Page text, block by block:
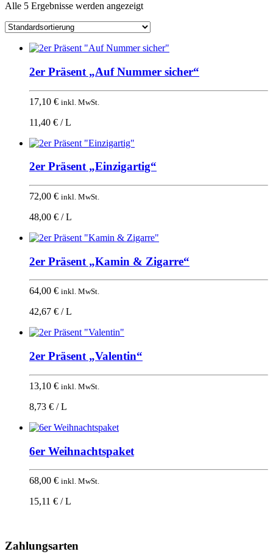
Alle 5 Ergebnisse werden angezeigt
2er Präsent „Auf Nummer sicher“
17,10 € inkl. MwSt.
11,40 € / L
2er Präsent „Einzigartig“
72,00 € inkl. MwSt.
48,00 € / L
2er Präsent „Kamin & Zigarre“
64,00 € inkl. MwSt.
42,67 € / L
2er Präsent „Valentin“
13,10 € inkl. MwSt.
8,73 € / L
6er Weihnachtspaket
68,00 € inkl. MwSt.
15,11 € / L
oben
Zahlungsarten